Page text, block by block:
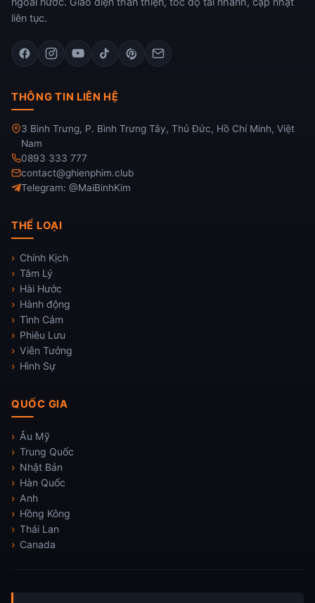
liên tục.
THÔNG TIN LIÊN HỆ
3 Bình Trưng, P. Bình Trưng Tây, Thủ Đức, Hồ Chí Minh, Việt
Nam
0893 333 777
contact@ghienphim.club
Telegram: @MaiBinhKim
THỂ LOẠI
Chính Kịch
Tâm Lý
Hài Hước
Hành động
Tình Cảm
Phiêu Lưu
Viễn Tưởng
Hình Sự
QUỐC GIA
Âu Mỹ
Trung Quốc
Nhật Bản
Hàn Quốc
Anh
Hồng Kông
Thái Lan
Canada